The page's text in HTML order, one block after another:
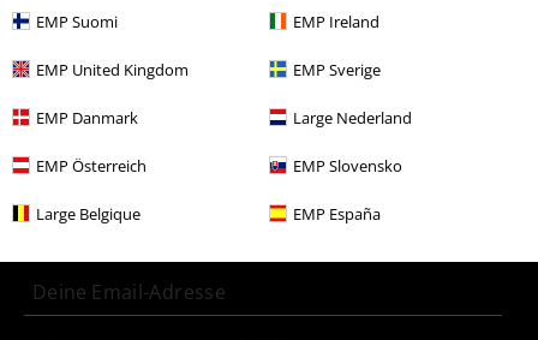
EMP Suomi EMP Ireland
EMP United Kingdom EMP Sverige
EMP Danmark Large Nederland
EMP Österreich EMP Slovensko
Large Belgique EMP España
E-Mail Newsletter
jetzt anmeldest!